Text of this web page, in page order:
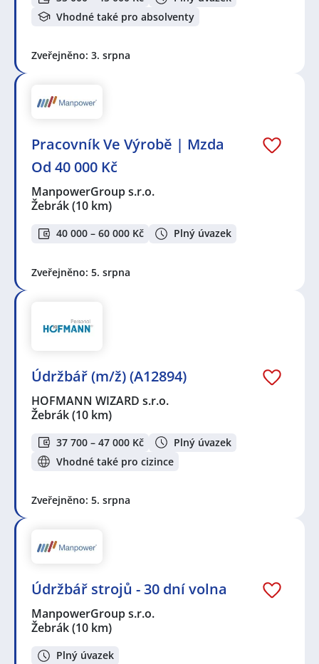
Vhodné také pro absolventy
Zveřejněno: 3. srpna
Pracovník Ve Výrobě | Mzda
Od 40 000 Kč
ManpowerGroup s.r.o.
Žebrák(10 km)
40 000 – 60 000 Kč Plný úvazek
Zveřejněno: 5. srpna
Údržbář (m/ž) (A12894)
HOFMANN WIZARD s.r.o.
Žebrák(10 km)
37 700 – 47 000 Kč
Plný úvazek
Vhodné také pro cizince
Zveřejněno: 5. srpna
Údržbář strojů - 30 dní volna
ManpowerGroup s.r.o.
Žebrák(10 km)
Plný úvazek